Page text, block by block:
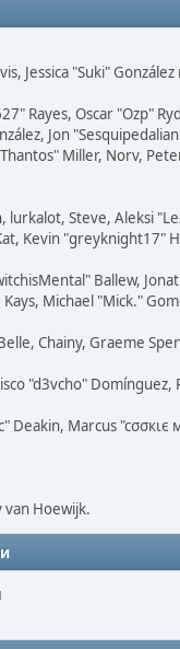
Jessica "Suki"
Rayes, Oscar "Ozp"
Jon
Miller, Norv,
Steve, Aleksi
Kevin "greyknight17"
Ballew,
Michael "Mick."
Chainy, Graeme
"d3vcho"
Deakin, Marcus
van Hoewijk.